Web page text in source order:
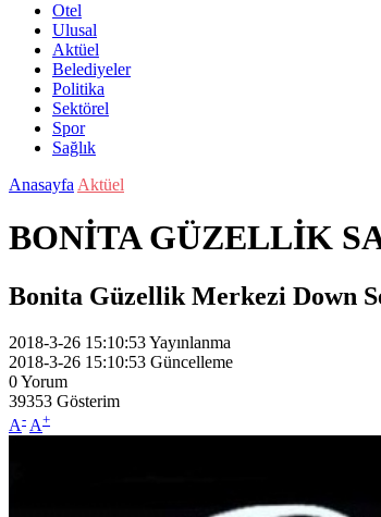
Otel
Ulusal
Aktüel
Belediyeler
Politika
Sektörel
Spor
Sağlık
Anasayfa Aktüel
BONİTA GÜZELLİK
Bonita Güzellik Merkezi Down
2018-3-26 15:10:53Yayınlanma
2018-3-26 15:10:53 Güncelleme
0Yorum
39353 Gösterim
A- A+